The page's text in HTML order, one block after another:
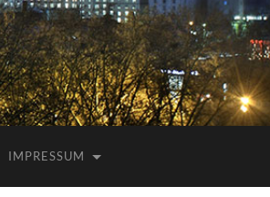
IMPRESSUM